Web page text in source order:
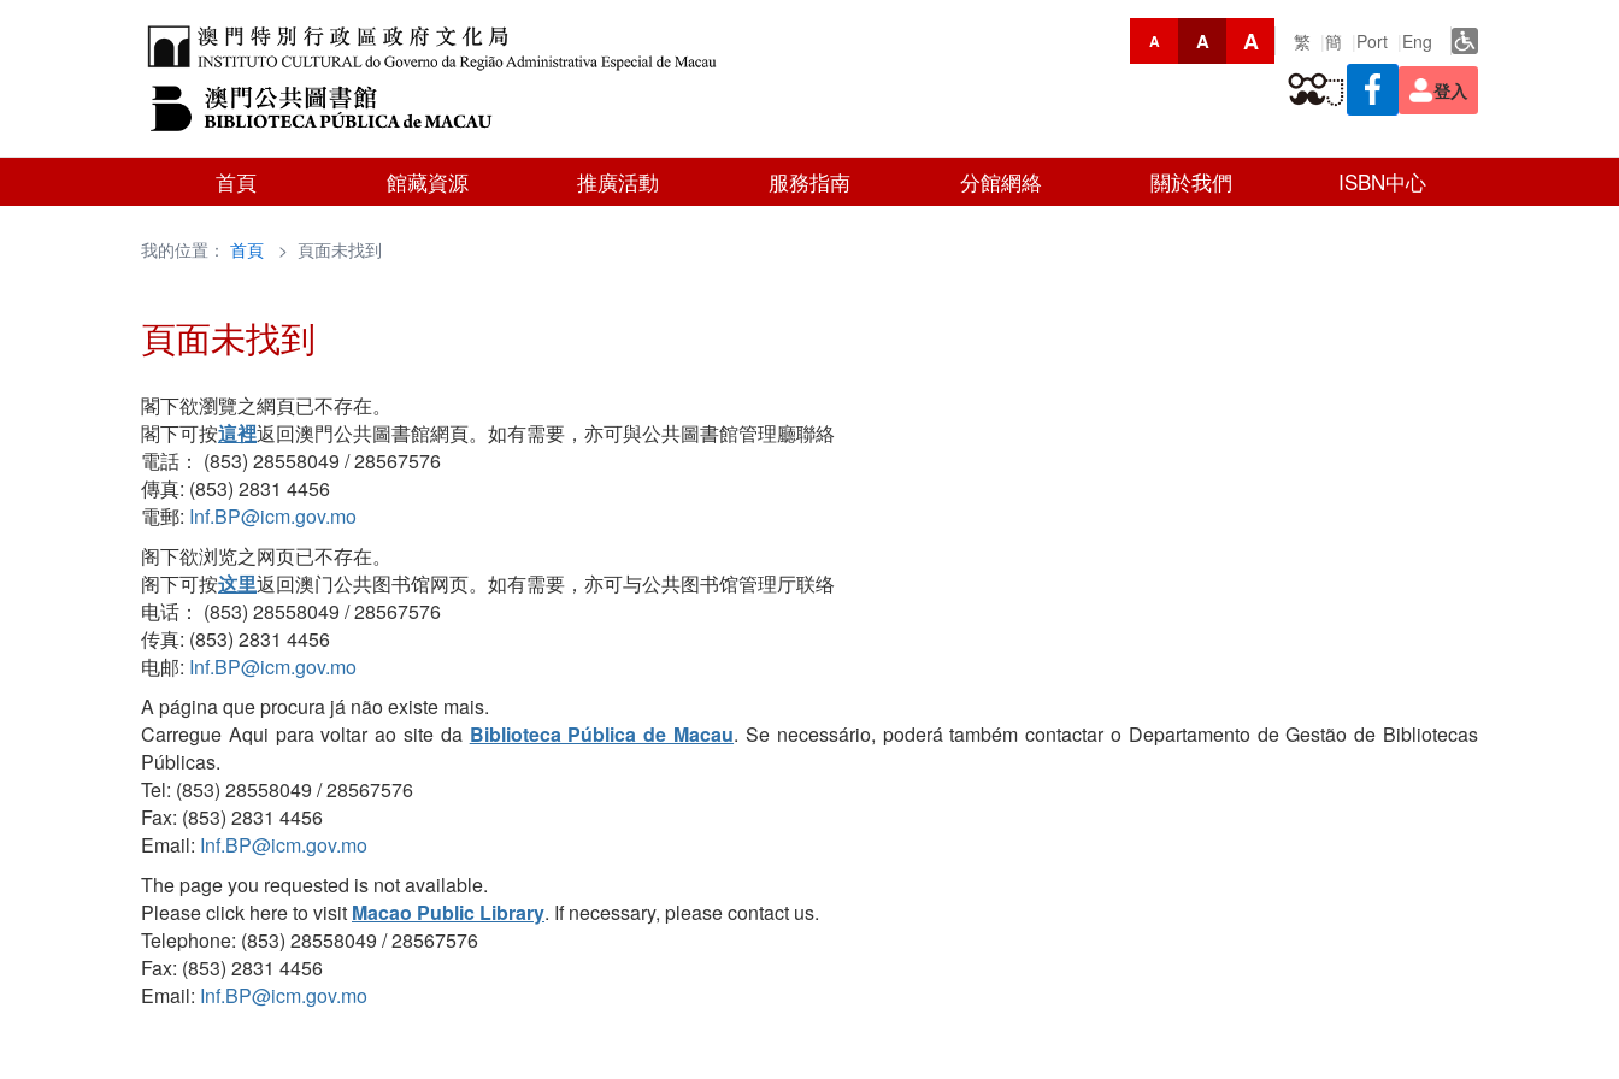
A A A 繁 簡 Port Eng
登入
首頁 館藏資源 推廣活動 服務指南 分館網絡 關於我們 ISBN中心
我的位置： 首頁 > 頁面未找到
頁面未找到
閣下欲瀏覽之網頁已不存在。
閣下可按這裡返回澳門公共圖書館網頁。如有需要，亦可與公共圖書館管理廳聯絡
電話： (853) 28558049 / 28567576
傳真: (853) 2831 4456
電郵: Inf.BP@icm.gov.mo
阁下欲浏览之网页已不存在。
阁下可按这里返回澳门公共图书馆网页。如有需要，亦可与公共图书馆管理厅联络
电话： (853) 28558049 / 28567576
传真: (853) 2831 4456
电邮: Inf.BP@icm.gov.mo
A página que procura já não existe mais.
Carregue Aqui para voltar ao site da Biblioteca Pública de Macau. Se necessário, poderá também contactar o Departamento de Gestão de Bibliotecas
Públicas.
Tel: (853) 28558049 / 28567576
Fax: (853) 2831 4456
Email: Inf.BP@icm.gov.mo
The page you requested is not available.
Please click here to visit Macao Public Library. If necessary, please contact us.
Telephone: (853) 28558049 / 28567576
Fax: (853) 2831 4456
Email: Inf.BP@icm.gov.mo